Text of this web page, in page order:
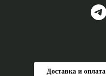
Доставка и оплата